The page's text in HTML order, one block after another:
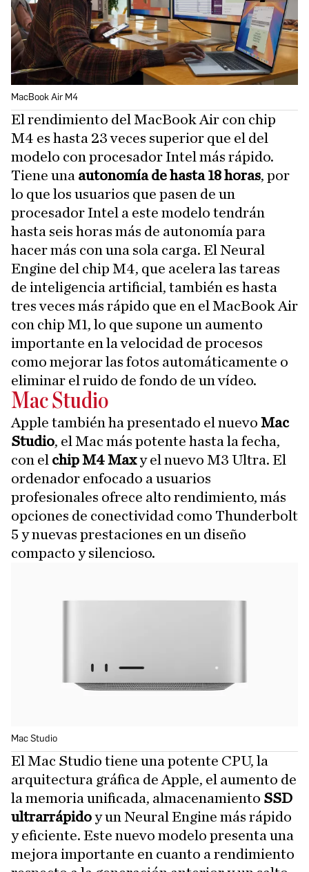
MacBook Air M4
El rendimiento del MacBook Air con chip
M4 es hasta 23 veces superior que el del
modelo con procesador Intel más rápido.
Tiene una autonomía de hasta 18 horas, por
lo que los usuarios que pasen de un
procesador Intel a este modelo tendrán
hasta seis horas más de autonomía para
hacer más con una sola carga. El Neural
Engine del chip M4, que acelera las tareas
de inteligencia artificial, también es hasta
tres veces más rápido que en el MacBook Air
con chip M1, lo que supone un aumento
importante en la velocidad de procesos
como mejorar las fotos automáticamente o
eliminar el ruido de fondo de un vídeo.
Mac Studio
Apple también ha presentado el nuevo Mac
Studio, el Mac más potente hasta la fecha,
con el chip M4 Maxy el nuevo M3 Ultra. El
ordenador enfocado a usuarios
profesionales ofrece alto rendimiento, más
opciones de conectividad como Thunderbolt
5 y nuevas prestaciones en un diseño
compacto y silencioso.
Mac Studio
El Mac Studio tiene una potente CPU, la
arquitectura gráfica de Apple, el aumento de
la memoria unificada, almacenamiento SSD
ultrarrápidoy un Neural Engine más rápido
y eficiente. Este nuevo modelo presenta una
mejora importante en cuanto a rendimiento